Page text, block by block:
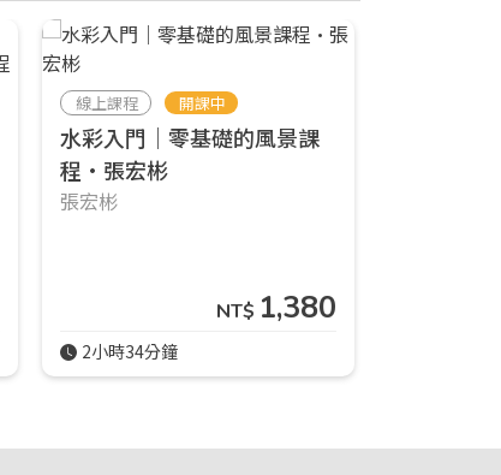
線上課程 開課中
水彩入門｜零基礎的風景課
程•張宏彬
張宏彬
NT$ 1,380
2小時34分鐘